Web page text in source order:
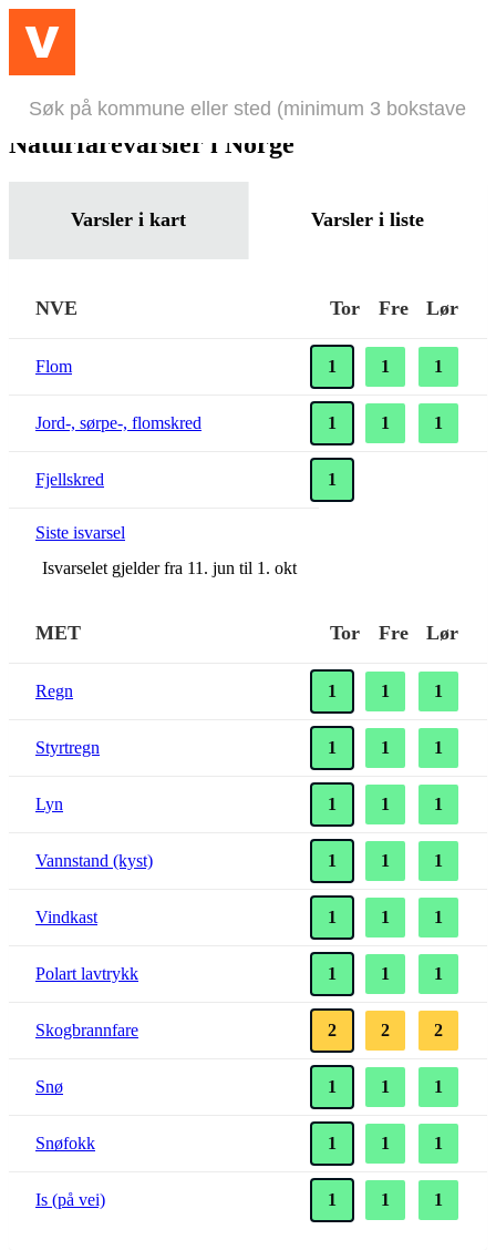
Naturfarevarsler i Norge
Varsler i kart Varsler i liste
NVE Tor Fre Lør
Flom 1 1 1
Jord-, sørpe-, flomskred 1 1 1
Fjellskred 1
Siste isvarsel
Isvarselet gjelder fra 11. jun til 1. okt
MET Tor Fre Lør
Regn 1 1 1
Styrtregn 1 1 1
Lyn 1 1 1
Vannstand (kyst) 1 1 1
Vindkast 1 1 1
Polart lavtrykk 1 1 1
Skogbrannfare 2 2 2
Snø 1 1 1
Snøfokk 1 1 1
Is (på vei) 1 1 1